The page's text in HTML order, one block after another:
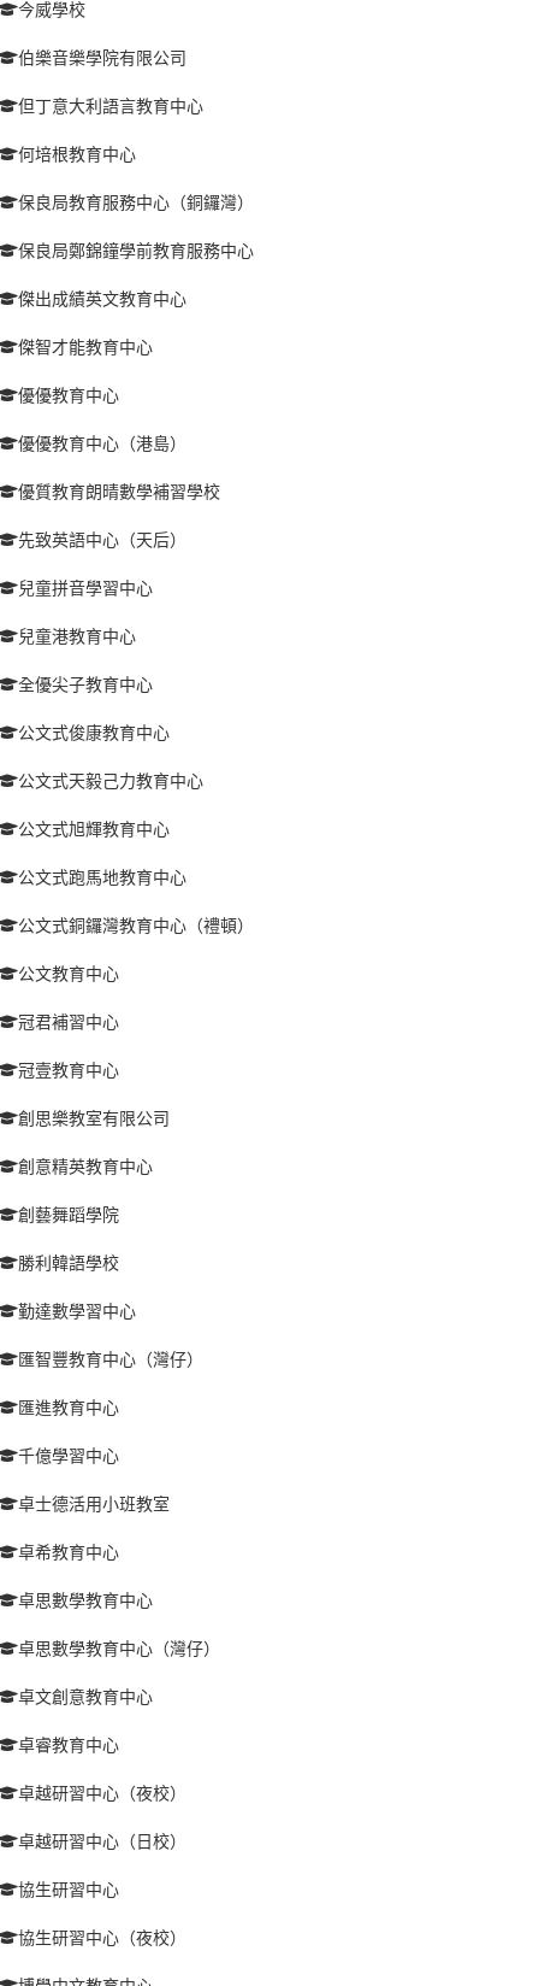
今威學校
伯樂音樂學院有限公司
但丁意大利語言教育中心
何培根教育中心
保良局教育服務中心（銅鑼灣）
保良局鄭錦鐘學前教育服務中心
傑出成績英文教育中心
傑智才能教育中心
優優教育中心
優優教育中心（港島）
優質教育朗晴數學補習學校
先致英語中心（天后）
兒童拼音學習中心
兒童港教育中心
全優尖子教育中心
公文式俊康教育中心
公文式天毅己力教育中心
公文式旭輝教育中心
公文式跑馬地教育中心
公文式銅鑼灣教育中心（禮頓）
公文教育中心
冠君補習中心
冠壹教育中心
創思樂教室有限公司
創意精英教育中心
創藝舞蹈學院
勝利韓語學校
勤達數學習中心
匯智豐教育中心（灣仔）
匯進教育中心
千億學習中心
卓士德活用小班教室
卓希教育中心
卓思數學教育中心
卓思數學教育中心（灣仔）
卓文創意教育中心
卓睿教育中心
卓越研習中心（夜校）
卓越研習中心（日校）
協生研習中心
協生研習中心（夜校）